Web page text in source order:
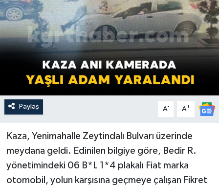
Paylaş A- A+
Kaza, Yenimahalle Zeytindalı Bulvarı üzerinde
meydana geldi. Edinilen bilgiye göre, Bedir R.
yönetimindeki 06 B*L 1*4 plakalı Fiat marka
otomobil, yolun karşısına geçmeye çalışan Fikret